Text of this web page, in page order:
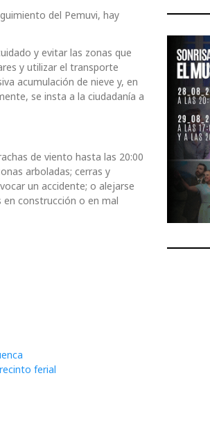
del Pemuvi, hay
y evitar las zonas que
y utilizar el transporte
acumulación de nieve y, en
se insta a la ciudadanía a
de viento hasta las 20:00
arboladas; cerras y
un accidente; o alejarse
en construcción o en mal
ferial